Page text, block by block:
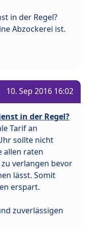
in der Regel?
Abzockerei ist.
10. Sep 2016 16:02
in der Regel?
Tarif an
sollte nicht
allen raten
verlangen bevor
lässt. Somit
erspart.
zuverlässigen